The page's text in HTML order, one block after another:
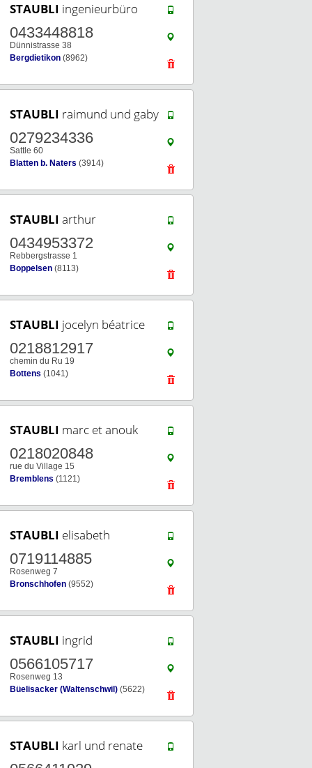
STAUBLI ingenieurbüro
0433448818
Dünnistrasse 38
Bergdietikon (8962)
STAUBLI raimund und gaby
0279234336
Sattle 60
Blatten b. Naters (3914)
STAUBLI arthur
0434953372
Rebbergstrasse 1
Boppelsen (8113)
STAUBLI jocelyn béatrice
0218812917
chemin du Ru 19
Bottens (1041)
STAUBLI marc et anouk
0218020848
rue du Village 15
Bremblens (1121)
STAUBLI elisabeth
0719114885
Rosenweg 7
Bronschhofen (9552)
STAUBLI ingrid
0566105717
Rosenweg 13
Büelisacker (Waltenschwil) (5622)
STAUBLI karl und renate